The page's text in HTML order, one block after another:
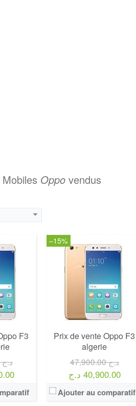
Oppo vendus
F3
57,900.00 د.ج
–15%
Prix de vente Oppo F3
algerie
47,900.00 د.ج
40,900.00 د.ج
Ajouter au comparatif